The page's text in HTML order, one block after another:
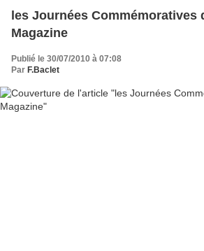
les Journées Commémoratives
Magazine
Publié le 30/07/2010 à 07:08
Par F.Baclet